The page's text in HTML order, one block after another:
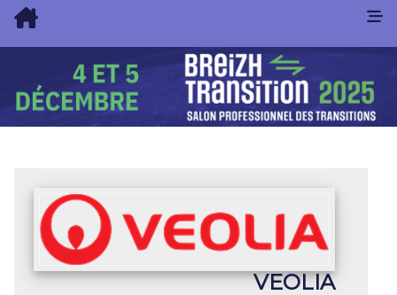
VEOLIA